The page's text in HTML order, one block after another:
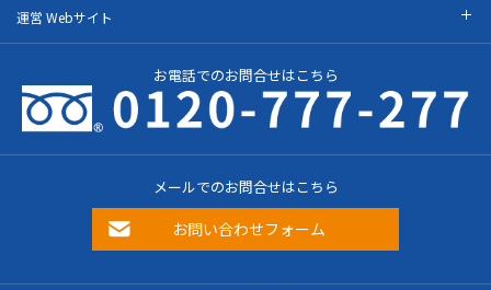
運営 Webサイト
お電話でのお問合せはこちら
メールでのお問合せはこちら
お問い合わせフォーム